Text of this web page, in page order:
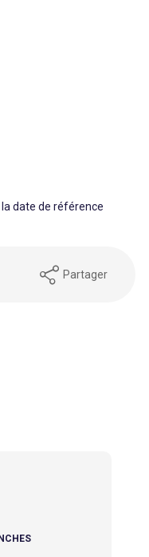
date de référence
Partager